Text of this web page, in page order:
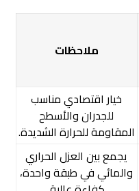
ملاحظات
خيار اقتصادي مناسب
للجدران والأسطح
المقاومة للحرارة الشديدة.
يجمع بين العزل الحراري
والمائي في طبقة واحدة،